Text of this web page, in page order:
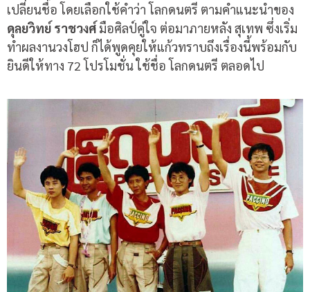
เปลี่ยนชื่อ โดยเลือกใช้คำว่า โลกดนตรี ตามคำแนะนำของ
ดุลยวิทย์ ราชวงศ์ มือศิลป์คู่ใจ ต่อมาภายหลัง สุเทพ ซึ่งเริ่ม
ทำผลงานวงโฮป ก็ได้พูดคุยให้แก้วทราบถึงเรื่องนี้พร้อมกับ
ยินดีให้ทาง 72 โปรโมชั่น ใช้ชื่อ โลกดนตรี ตลอดไป